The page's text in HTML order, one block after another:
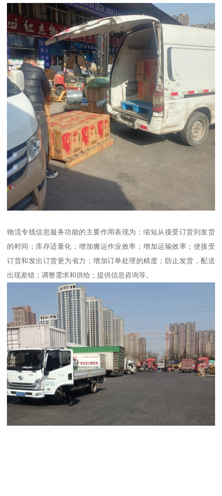
物流专线信息服务功能的主要作用表现为：缩短从接受订货到发货
的时间；库存适量化；增加搬运作业效率；增加运输效率；使接受
订货和发出订货更为省力；增加订单处理的精度；防止发货，配送
出现差错；调整需求和供给；提供信息咨询等。